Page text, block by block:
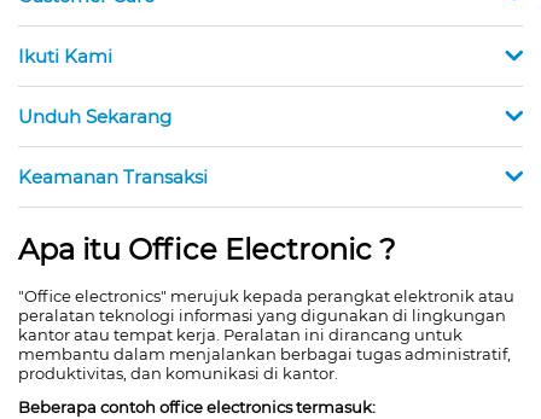
Ikuti Kami
Unduh Sekarang
Keamanan Transaksi
Apa itu Office Electronic ?
"Office electronics" merujuk kepada perangkat elektronik atau
peralatan teknologi informasi yang digunakan di lingkungan
kantor atau tempat kerja. Peralatan ini dirancang untuk
membantu dalam menjalankan berbagai tugas administratif,
produktivitas, dan komunikasi di kantor.
Beberapa contoh office electronics termasuk: